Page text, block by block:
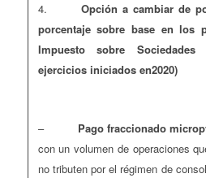
4.Opción a cambiar de
porcentaje sobre base en los
Impuesto sobre
ejercicios iniciados en2020)
– Pago fraccionado
con un volumen de operaciones
no tributen por el régimen de